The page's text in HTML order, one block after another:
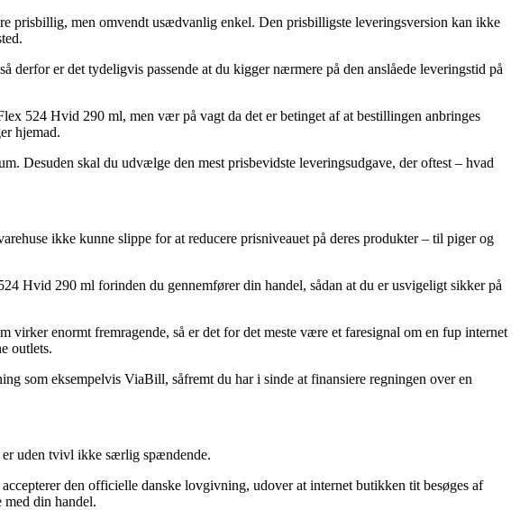
prisbillig, men omvendt usædvanlig enkel. Den prisbilligste leveringsversion kan ikke
er det tydeligvis passende at du kigger nærmere på den anslåede leveringstid på
524 Hvid 290 ml, men vær på vagt da det er betinget af at bestillingen anbringes
hjemad.
Desuden skal du udvælge den mest prisbevidste leveringsudgave, der oftest – hvad
ikke kunne slippe for at reducere prisniveauet på deres produkter – til piger og
Hvid 290 ml forinden du gennemfører din handel, sådan at du er usvigeligt sikker på
enormt fremragende, så er det for det meste være et faresignal om en fup internet
outlets.
som eksempelvis ViaBill, såfremt du har i sinde at finansiere regningen over en
er uden tvivl ikke særlig spændende.
den officielle danske lovgivning, udover at internet butikken tit besøges af
din handel.